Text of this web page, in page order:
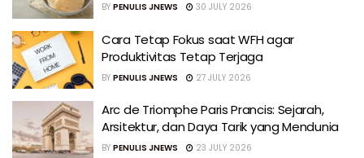
BY PENULIS JNEWS 30 JULY 2026
Cara Tetap Fokus saat WFH agar
Produktivitas Tetap Terjaga
BY PENULIS JNEWS 27 JULY 2026
Arc de Triomphe Paris Prancis: Sejarah,
Arsitektur, dan Daya Tarik yang Mendunia
BY PENULIS JNEWS 23 JULY 2026